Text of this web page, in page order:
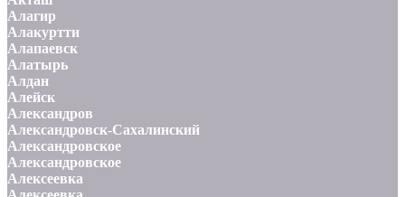
Алагир
Алакуртти
Алапаевск
Алатырь
Алдан
Алейск
Александров
Александровск-Сахалинский
Александровское
Александровское
Алексеевка